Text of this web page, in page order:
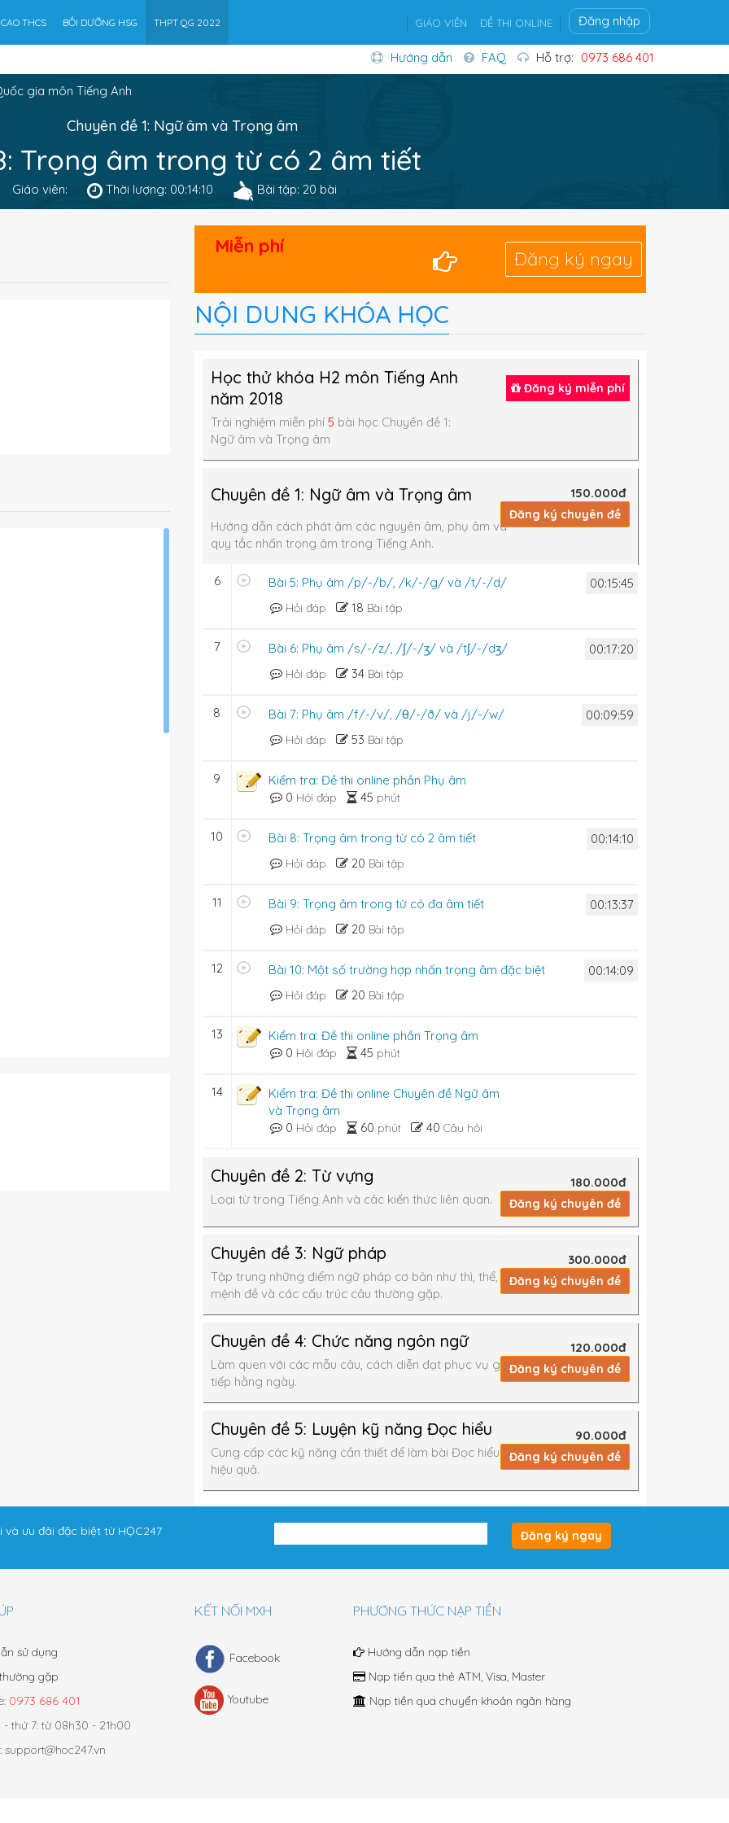
THCS BỒI DƯỠNG HSG THPT QG 2022 GIÁO VIÊN ĐỀ THI ONLINE Đăng nhập
Hướng dẫn FAQ Hỗ trợ: 0973 686 401
gia môn Tiếng Anh
Chuyên đề 1: Ngữ âm và Trọng âm
Trọng âm trong từ có 2 âm tiết
Giáo viên: Thời lượng: 00:14:10 Bài tập: 20 bài
Miễn phí
Đăng ký ngay
NỘI DUNG KHÓA HỌC
Đăng ký miễn phí
Học thử khóa H2 môn Tiếng Anh
năm 2018
Trải nghiệm miễn phí 5 bài học Chuyên đề 1:
Ngữ âm và Trọng âm
150.000đ
Đăng ký chuyên đề
Chuyên đề 1: Ngữ âm và Trọng âm
Hướng dẫn cách phát âm các nguyên âm, phụ âm và
quy tắc nhấn trọng âm trong Tiếng Anh.
6 00:15:45
Bài 5: Phụ âm /p/-/b/, /k/-/g/ và /t/-/d/
Hỏi đáp 18 Bài tập
7 00:17:20
Bài 6: Phụ âm /s/-/z/, /ʃ/-/ʒ/ và /tʃ/-/dʒ/
Hỏi đáp 34 Bài tập
8 00:09:59
Bài 7: Phụ âm /f/-/v/, /θ/-/ð/ và /j/-/w/
Hỏi đáp 53 Bài tập
9
Kiểm tra: Đề thi online phần Phụ âm
0 Hỏi đáp 45 phút
10 00:14:10
Bài 8: Trọng âm trong từ có 2 âm tiết
Hỏi đáp 20 Bài tập
11 00:13:37
Bài 9: Trọng âm trong từ có đa âm tiết
Hỏi đáp 20 Bài tập
12 00:14:09
Bài 10: Một số trường hợp nhấn trọng âm đặc biệt
Hỏi đáp 20 Bài tập
13
Kiểm tra: Đề thi online phần Trọng âm
0 Hỏi đáp 45 phút
14
Kiểm tra: Đề thi online Chuyên đề Ngữ âm
và Trọng âm
0 Hỏi đáp 60 phút 40 Câu hỏi
180.000đ
Đăng ký chuyên đề
Chuyên đề 2: Từ vựng
Loại từ trong Tiếng Anh và các kiến thức liên quan.
300.000đ
Đăng ký chuyên đề
Chuyên đề 3: Ngữ pháp
Tập trung những điểm ngữ pháp cơ bản như thì, thể,
mệnh đề và các cấu trúc câu thường gặp.
120.000đ
Đăng ký chuyên đề
Chuyên đề 4: Chức năng ngôn ngữ
Làm quen với các mẫu câu, cách diễn đạt phục vụ giao
tiếp hằng ngày.
90.000đ
Đăng ký chuyên đề
Chuyên đề 5: Luyện kỹ năng Đọc hiểu
Cung cấp các kỹ năng cần thiết để làm bài Đọc hiểu
hiệu quả.
và ưu đãi đặc biệt từ HỌC247 Đăng ký ngay
sử dụng
gặp
0973 686 401
thứ 7: từ 08h30 - 21h00
KẾT NỐI MXH
Facebook
Youtube
PHƯƠNG THỨC NẠP TIỀN
Hướng dẫn nạp tiền
Nạp tiền qua thẻ ATM, Visa, Master
Nạp tiền qua chuyển khoản ngân hàng